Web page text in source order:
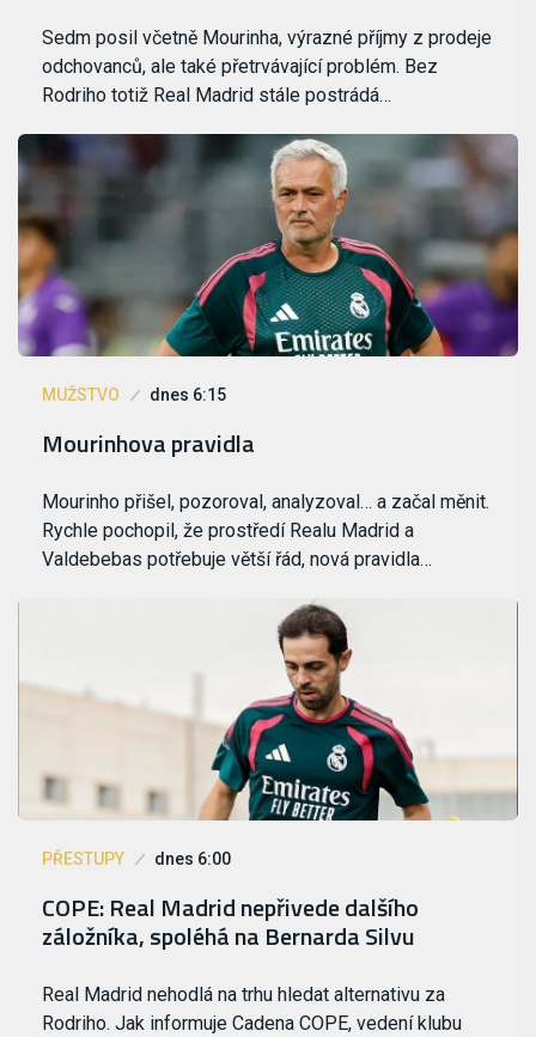
Sedm posil včetně Mourinha, výrazné příjmy z prodeje
odchovanců, ale také přetrvávající problém. Bez
Rodriho totiž Real Madrid stále postrádá…
MUŽSTVO dnes 6:15
Mourinhova pravidla
Mourinho přišel, pozoroval, analyzoval… a začal měnit.
Rychle pochopil, že prostředí Realu Madrid a
Valdebebas potřebuje větší řád, nová pravidla…
PŘESTUPY dnes 6:00
COPE: Real Madrid nepřivede dalšího
záložníka, spoléhá na Bernarda Silvu
Real Madrid nehodlá na trhu hledat alternativu za
Rodriho. Jak informuje Cadena COPE, vedení klubu